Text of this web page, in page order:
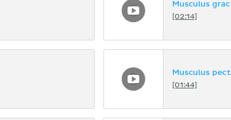
Musculus
[02:14]
Musculus
[01:44]